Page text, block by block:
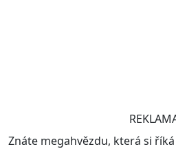
Znáte megahvězdu, která si